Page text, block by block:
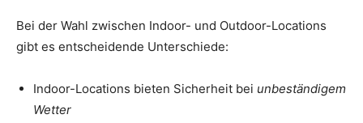
Bei der Wahl zwischen Indoor- und Outdoor-Locations
gibt es entscheidende Unterschiede:
Indoor-Locations bieten Sicherheit bei unbeständigem
Wetter